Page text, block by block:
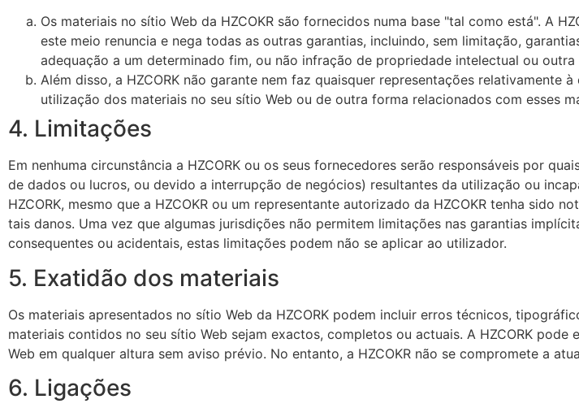
Os materiais no sítio Web da HZCOKR são fornecidos numa base "tal como está". A
este meio renuncia e nega todas as outras garantias, incluindo, sem limitação,
adequação a um determinado fim, ou não infração de propriedade intelectual ou
Além disso, a HZCORK não garante nem faz quaisquer representações relativamente
utilização dos materiais no seu sítio Web ou de outra forma relacionados com esses
4. Limitações
Em nenhuma circunstância a HZCORK ou os seus fornecedores serão responsáveis por
de dados ou lucros, ou devido a interrupção de negócios) resultantes da utilização ou
HZCORK, mesmo que a HZCOKR ou um representante autorizado da HZCOKR tenha sido
tais danos. Uma vez que algumas jurisdições não permitem limitações nas garantias
consequentes ou acidentais, estas limitações podem não se aplicar ao utilizador.
5. Exatidão dos materiais
Os materiais apresentados no sítio Web da HZCORK podem incluir erros técnicos,
materiais contidos no seu sítio Web sejam exactos, completos ou actuais. A HZCORK
Web em qualquer altura sem aviso prévio. No entanto, a HZCOKR não se compromete a
6. Ligações